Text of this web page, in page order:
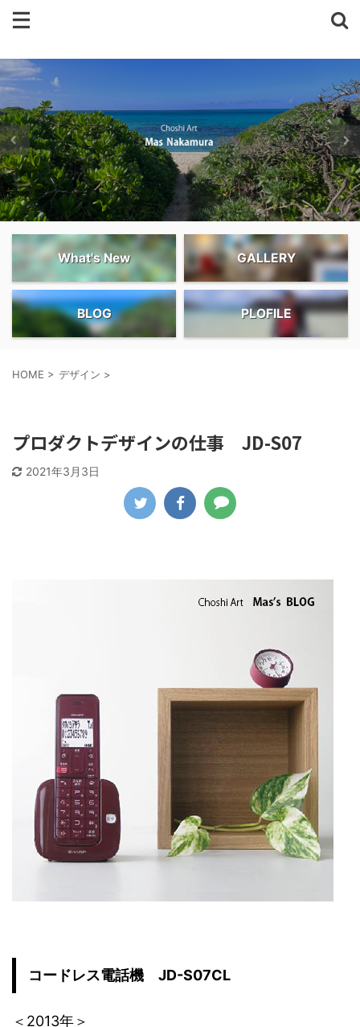
What's New GALLERY
BLOG PLOFILE
HOME > デザイン >
プロダクトデザインの仕事 JD-S07
2021年3月3日
コードレス電話機 JD-S07CL
＜2013年＞